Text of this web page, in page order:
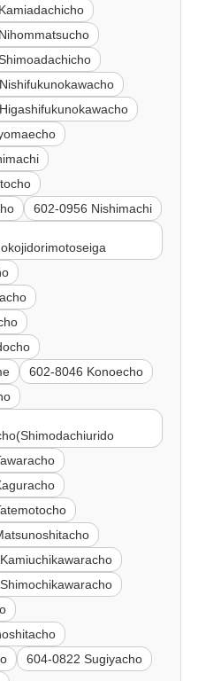
602-0956 Nishimachi
602-8046 Konoecho
604-0822 Sugiyacho